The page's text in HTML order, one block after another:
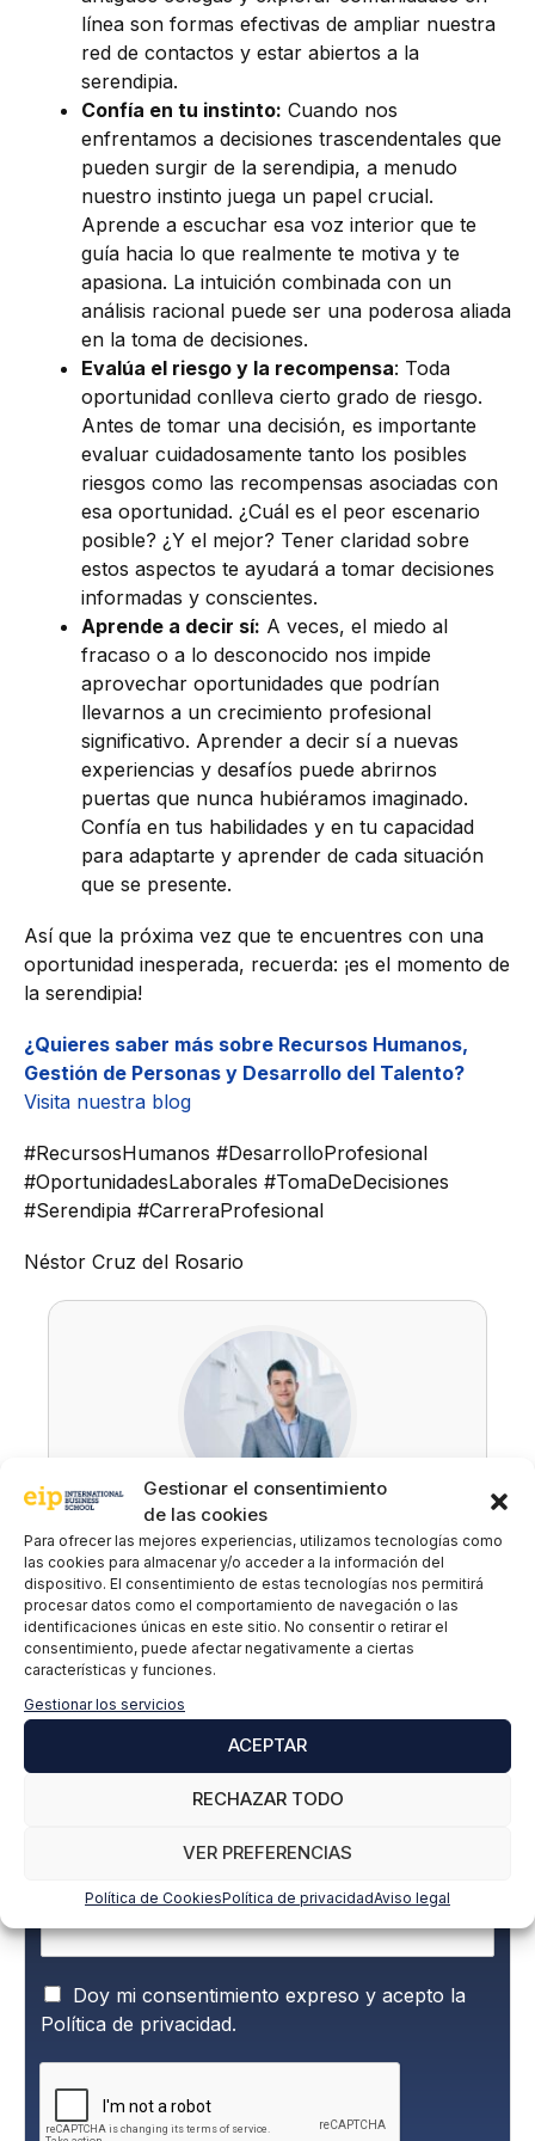
Gestionar el consentimiento
de las cookies
Para ofrecer las mejores experiencias, utilizamos tecnologías como
las cookies para almacenar y/o acceder a la información del
dispositivo. El consentimiento de estas tecnologías nos permitirá
procesar datos como el comportamiento de navegación o las
identificaciones únicas en este sitio. No consentir o retirar el
consentimiento, puede afectar negativamente a ciertas
características y funciones.
Gestionar los servicios
ACEPTAR
RECHAZAR TODO
VER PREFERENCIAS
Política de CookiesPolítica de privacidadAviso legal
línea son formas efectivas de ampliar nuestra
red de contactos y estar abiertos a la
serendipia.
Confía en tu instinto: Cuando nos
enfrentamos a decisiones trascendentales que
pueden surgir de la serendipia, a menudo
nuestro instinto juega un papel crucial.
Aprende a escuchar esa voz interior que te
guía hacia lo que realmente te motiva y te
apasiona. La intuición combinada con un
análisis racional puede ser una poderosa aliada
en la toma de decisiones.
Evalúa el riesgo y la recompensa: Toda
oportunidad conlleva cierto grado de riesgo.
Antes de tomar una decisión, es importante
evaluar cuidadosamente tanto los posibles
riesgos como las recompensas asociadas con
esa oportunidad. ¿Cuál es el peor escenario
posible? ¿Y el mejor? Tener claridad sobre
estos aspectos te ayudará a tomar decisiones
informadas y conscientes.
Aprende a decir sí: A veces, el miedo al
fracaso o a lo desconocido nos impide
aprovechar oportunidades que podrían
llevarnos a un crecimiento profesional
significativo. Aprender a decir sí a nuevas
experiencias y desafíos puede abrirnos
puertas que nunca hubiéramos imaginado.
Confía en tus habilidades y en tu capacidad
para adaptarte y aprender de cada situación
que se presente.
Así que la próxima vez que te encuentres con una
oportunidad inesperada, recuerda: ¡es el momento de
la serendipia!
¿Quieres saber más sobre Recursos Humanos,
Gestión de Personas y Desarrollo del Talento?
Visita nuestra blog
#RecursosHumanos #DesarrolloProfesional
#OportunidadesLaborales #TomaDeDecisiones
#Serendipia #CarreraProfesional
Néstor Cruz del Rosario
Néstor Cruz
LinkedIn
al día de todas las novedades
Nombre y apellidos*
Correo electrónico*
P
o
l
í
c
Doy mi consentimiento expreso y acepto la
Política de privacidad.